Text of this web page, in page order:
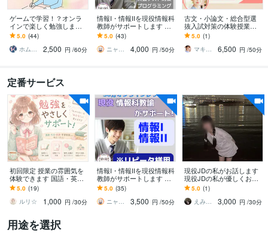
ゲームで学習！？オンラ
インで楽しく勉強します
新たな学び体験に最安高
質の家庭教師を！スマ
ホ・PC等でOK！
5.0 (44)
ホム☆ホーム▶自習室ホーミング所属
2,500 円 /60分
情報I・情報IIを現役情報科
教師がサポートします キ
ャリア13年の情報科教員
が提供するオンライン家
庭教師
5.0 (43)
ニャンタ先生
4,000 円 /50分
古文・小論文・総合型選
抜入試対策の体験授業し
ます 大学受験指導歴26年
プロ講師マキ先生が合格
をサポート！
5.0 (1)
マキ先生 大学受験指導歴26年プロ講師
6,500 円 /50分
定番サービス
初回限定 授業の雰囲気を
体験できます 国語・英
語・社会やさしく丁寧に
教えます。勉強が苦手な
子大歓迎
5.0 (19)
ルリ☆
1,000 円 /30分
情報I・情報IIを現役情報科
教師がサポートします キ
ャリア13年の情報科教員
が提供するオンライン家
庭教師
5.0 (35)
ニャンタ先生
3,500 円 /50分
現役JDの私がお話します
現役JDの私が優しくお伝
えします
5.0 (1)
えみゅりん
3,000 円 /30分
用途を選択